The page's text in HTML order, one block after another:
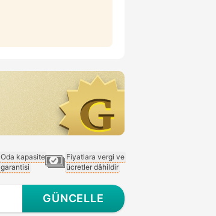
Oda kapasite
garantisi
Fiyatlara vergi ve
ücretler dâhildir
GÜNCELLE